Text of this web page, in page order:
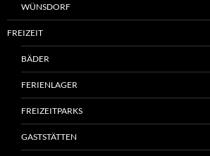
WÜNSDORF
FREIZEIT
BÄDER
FERIENLAGER
FREIZEITPARKS
GASTSTÄTTEN